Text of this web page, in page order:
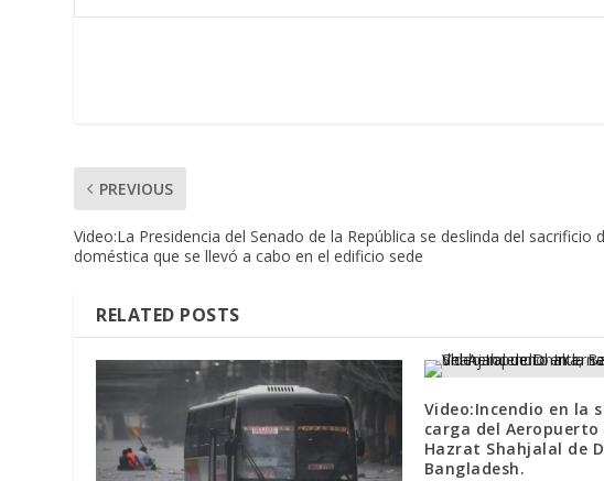
PREVIOUS
Video:La Presidencia del Senado de la República se deslinda del sacrificio
doméstica que se llevó a cabo en el edificio sede
RELATED POSTS
Video:Incendio en la
carga del
Hazrat Shahjalal de
Bangladesh.